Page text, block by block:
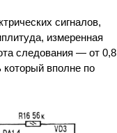
сигналов,
измеренная
следования — от 0,8
вполне по